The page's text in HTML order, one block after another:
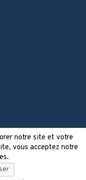
notre site et votre
vous acceptez notre